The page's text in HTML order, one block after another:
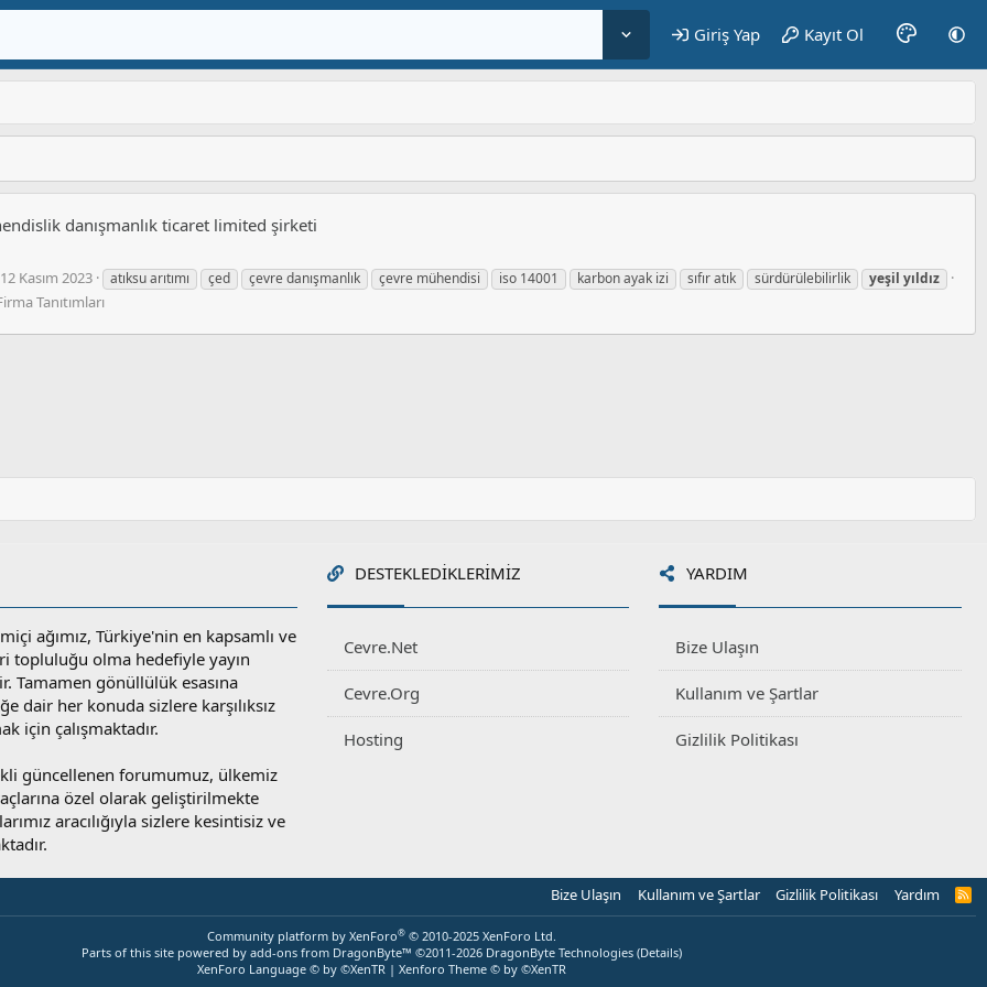
Giriş Yap Kayıt Ol
danışmanlık ticaret limited şirketi
12 Kasım 2023 atıksu arıtımı çed çevre danışmanlık çevre mühendisi iso 14001 karbon ayak izi sıfır atık sürdürülebilirlik yeşil yıldız
Tanıtımları
ağımız, Türkiye'nin en kapsamlı ve
topluluğu olma hedefiyle yayın
Tamamen gönüllülük esasına
dair her konuda sizlere karşılıksız
için çalışmaktadır.
güncellenen forumumuz, ülkemiz
özel olarak geliştirilmekte
aracılığıyla sizlere kesintisiz ve
DESTEKLEDIKLERIMIZ
Cevre.Net
Cevre.Org
Hosting
YARDIM
Bize Ulaşın
Kullanım ve Şartlar
Gizlilik Politikası
Bize Ulaşın Kullanım ve Şartlar Gizlilik Politikası Yardım
R
Community platform by XenForo® © 2010-2025 XenForo Ltd.
Parts of this site powered by add-ons from DragonByte™ ©2011-2026 DragonByte Technologies (Details)
XenForo Language © by ©XenTR | Xenforo Theme © by ©XenTR